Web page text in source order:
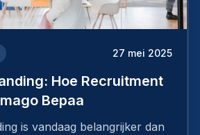
27 mei 2025
Hoe Recruitment
Bepaa
is vandaag belangrijker dan